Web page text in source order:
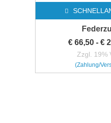
€ 66,50 -€
Zzgl. 19%
(Zahlung/